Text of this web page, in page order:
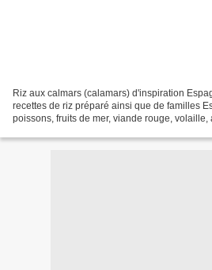
Riz aux calmars (calamars) d'inspiration
recettes de riz préparé ainsi que de familles
poissons, fruits de mer, viande rouge, volaille,